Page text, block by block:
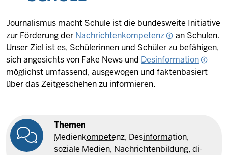
Journalismus macht Schule ist die bundesweite Initiative
zur Förderung der Nachrichtenkompetenz
an Schulen.
Unser Ziel ist es, Schülerinnen und Schüler zu befähigen,
sich angesichts von Fake News und Desinformation
möglichst umfassend, ausgewogen und faktenbasiert
über das Zeitgeschehen zu informieren.
Themen
Medienkompetenz, Desinformation,
soziale Medien, Nach­rich­ten­bildung, di­